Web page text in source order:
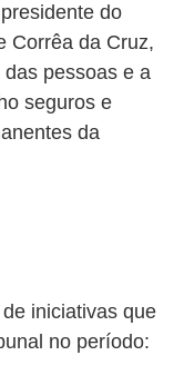
do
Corrêa da Cruz,
pessoas e a
seguros e
da
iniciativas que
no período: